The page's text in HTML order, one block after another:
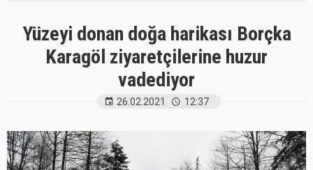
Yüzeyi donan doğa harikası Borçka
Karagöl ziyaretçilerine huzur
vadediyor
26.02.2021 12:37